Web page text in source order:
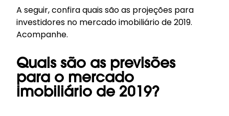
A seguir, confira quais são as projeções para
investidores no mercado imobiliário de 2019.
Acompanhe.
Quais são as previsões
para o mercado
imobiliário de 2019?